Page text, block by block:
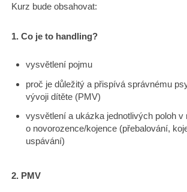
Kurz bude obsahovat:
1. Co je to handling?
vysvětlení pojmu
proč je důležitý a přispívá správnému
vývoji dítěte (PMV)
vysvětlení a ukázka jednotlivých poloh v
o novorozence/kojence (přebalování,
uspávání)
2. PMV